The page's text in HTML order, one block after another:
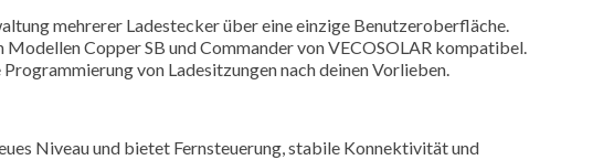
mehrerer Ladestecker über eine einzige Benutzeroberfläche.
Copper SB und Commander von VECOSOLAR kompatibel.
von Ladesitzungen nach deinen Vorlieben.
Niveau und bietet Fernsteuerung, stabile Konnektivität und